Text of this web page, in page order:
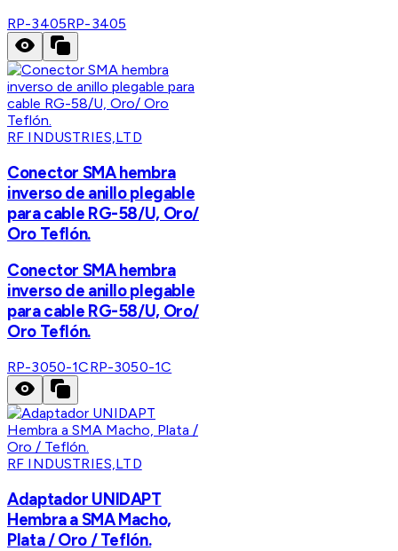
RP-3405RP-3405
RF INDUSTRIES,LTD
Conector SMA hembra
inverso de anillo plegable
para cable RG-58/U, Oro/
Oro Teflón.
Conector SMA hembra
inverso de anillo plegable
para cable RG-58/U, Oro/
Oro Teflón.
RP-3050-1CRP-3050-1C
RF INDUSTRIES,LTD
Adaptador UNIDAPT
Hembra a SMA Macho,
Plata / Oro / Teflón.